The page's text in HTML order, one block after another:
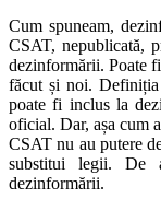
Cum spuneam,
CSAT, nepublicată,
dezinformării. Poate
făcut și noi. Definiția
poate fi inclus la
oficial. Dar, așa cum
CSAT nu au putere
substitui legii. De
dezinformării.